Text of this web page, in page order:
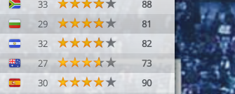
33
88
29
81
32
82
27
73
30
90